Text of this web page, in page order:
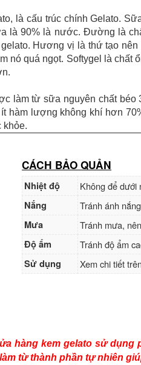
là cấu trúc chính Gelato.
là 90% là nước. Đường là
Hương vị là thứ tạo nên
nó quá ngọt. Softygel là chất
làm từ sữa nguyên chất
hàm lượng không khí hơn
khỏe.
CÁCH BẢO QUẢN
Nhiệt độ
Không để dưới
Nắng
Tránh ánh
Mưa
Tránh mưa,
Độ ẩm
Tránh độ ẩm
Sử dụng
Xem chi tiết
hàng kem gelato sử dụng
từ thành phần tự nhiên